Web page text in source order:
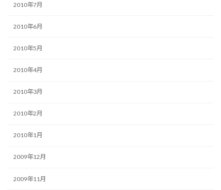
2010年7月
2010年6月
2010年5月
2010年4月
2010年3月
2010年2月
2010年1月
2009年12月
2009年11月